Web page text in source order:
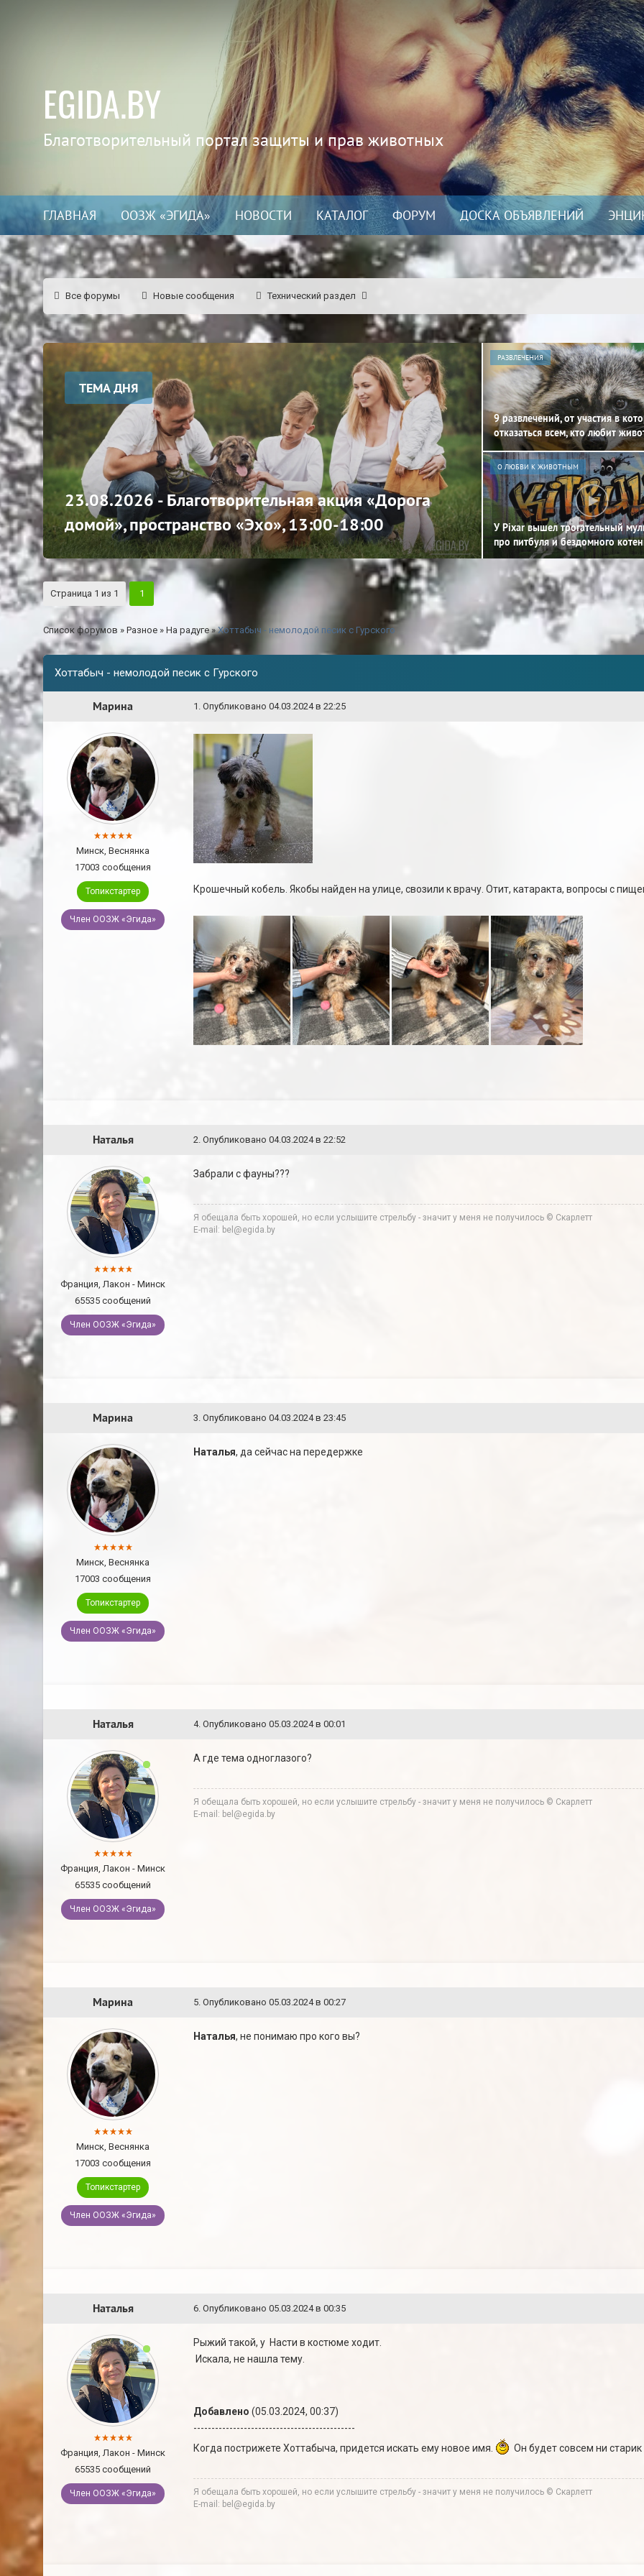
EGIDA.BY
Благотворительный портал защиты и прав животных
ГЛАВНАЯ ООЗЖ «ЭГИДА» НОВОСТИ КАТАЛОГ ФОРУМ ДОСКА ОБЪЯВЛЕНИЙ
Все форумы Новые сообщения Технический раздел
ТЕМА ДНЯ
23.08.2026 - Благотворительная акция «Дорога
домой», пространство «Эхо», 13:00-18:00
РАЗВЛЕЧЕНИЯ
9 развлечений, от участия в
отказаться всем, кто любит
О ЛЮБВИ К ЖИВОТНЫМ
У Pixar вышел трогательный
про питбуля и бездомного
Страница 1 из 1 1
Список форумов » Разное » На радуге » Хоттабыч - немолодой песик с Гурского
Хоттабыч - немолодой песик с Гурского
Марина 1 . Опубликовано 04.03.2024 в 22:25
Минск, Веснянка
17003 сообщения
Топикстартер
Член ООЗЖ «Эгида»
Крошечный кобель. Якобы найден на улице, свозили к врачу. Отит, катаракта, вопросы с
Наталья 2. Опубликовано 04.03.2024 в 22:52
Франция, Лакон - Минск
65535 сообщений
Член ООЗЖ «Эгида»
Забрали с фауны???
Я обещала быть хорошей, но если услышите стрельбу - значит у меня не получилось © Скарлетт
E-mail: bel@egida.by
Марина 3. Опубликовано 04.03.2024 в 23:45
Минск, Веснянка
17003 сообщения
Топикстартер
Член ООЗЖ «Эгида»
Наталья, да сейчас на передержке
Наталья 4. Опубликовано 05.03.2024 в 00:01
Франция, Лакон - Минск
65535 сообщений
Член ООЗЖ «Эгида»
А где тема одноглазого?
Я обещала быть хорошей, но если услышите стрельбу - значит у меня не получилось © Скарлетт
E-mail: bel@egida.by
Марина 5. Опубликовано 05.03.2024 в 00:27
Минск, Веснянка
17003 сообщения
Топикстартер
Член ООЗЖ «Эгида»
Наталья, не понимаю про кого вы?
Наталья 6. Опубликовано 05.03.2024 в 00:35
Франция, Лакон - Минск
65535 сообщений
Член ООЗЖ «Эгида»
Рыжий такой, у Насти в костюме ходит.
Искала, не нашла тему.
Добавлено (05.03.2024, 00:37)
---------------------------------------------
Когда пострижете Хоттабыча, придется искать ему новое имя.
Он будет совсем ни
Я обещала быть хорошей, но если услышите стрельбу - значит у меня не получилось © Скарлетт
E-mail: bel@egida.by